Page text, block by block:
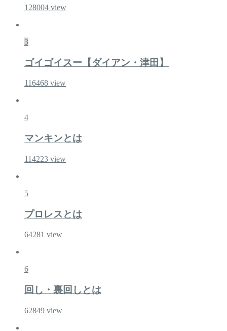
128004 view
3
ゴイゴイスー【ダイアン・津田】
116468 view
4
マンキンとは
114223 view
5
プロレスとは
64281 view
6
回し・裏回しとは
62849 view